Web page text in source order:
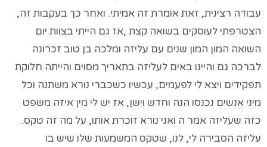
עבודה רצינית, זאת אומרת זה אמיתי. ואחר כך בעקבות זה,
הצטרפתי לעוסקים בשואה קצת ,אז גם הייתי בצוות יום
השואה המון המון שנים עם עליזה ומלכה בן טוב זכרונה
לברכה גם והיינו באים לעליזה בתאריך מסוים והייתה חלוקת
תפקידים ויצא לי לפעמים, עכשיו כשכברי נורא משתנה וכל
מיני אנשים נכנסו הנה וחדש וישן, אז יש לי מין איזה משפט
כזה שעליזה אמר ה ואני נורא זוכרת אותו, על מה זה טקס.
עליזה הסבירה לי, לנו, שטקס המשמעות שלו שיש בו